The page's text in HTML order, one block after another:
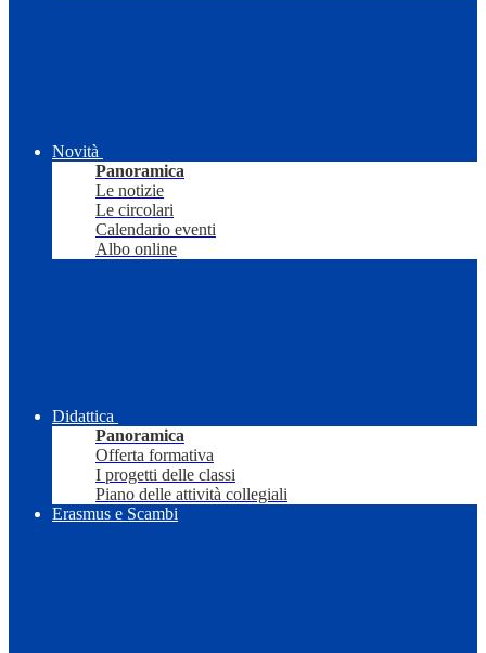
Novità
Panoramica
Le notizie
Le circolari
Calendario eventi
Albo online
Didattica
Panoramica
Offerta formativa
I progetti delle classi
Piano delle attività collegiali
Erasmus e Scambi